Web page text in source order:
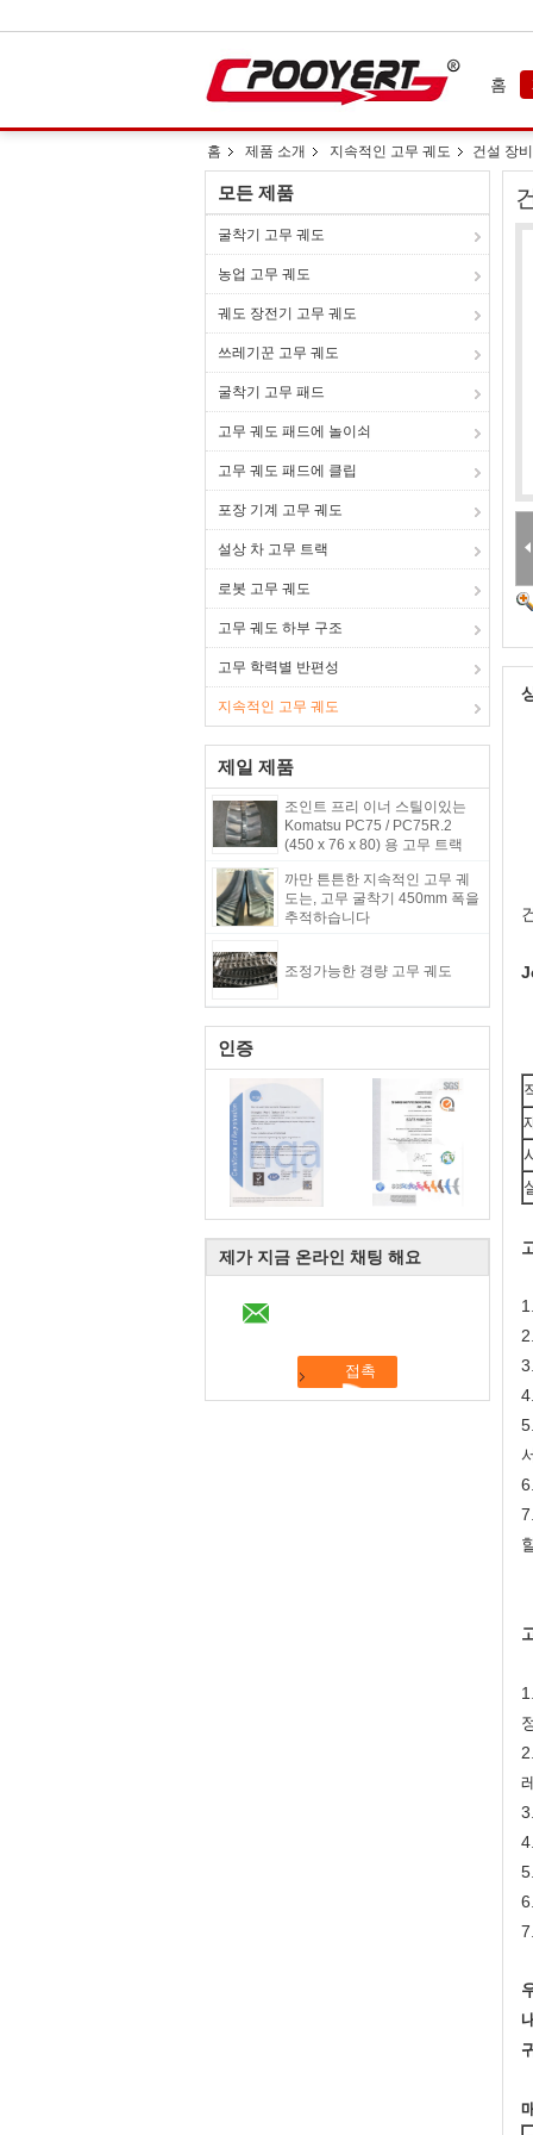
홈
홈 제품 소개 지속적인 고무 궤도 건설 장
모든 제품
굴착기 고무 궤도
농업 고무 궤도
궤도 장전기 고무 궤도
쓰레기꾼 고무 궤도
굴착기 고무 패드
고무 궤도 패드에 놀이쇠
고무 궤도 패드에 클립
포장 기계 고무 궤도
설상 차 고무 트랙
로봇 고무 궤도
고무 궤도 하부 구조
고무 학력별 반편성
지속적인 고무 궤도
제일 제품
조인트 프리 이너 스틸이있는
Komatsu PC75 / PC75R.2
(450 x 76 x 80) 용 고무 트랙
까만 튼튼한 지속적인 고무 궤
도는, 고무 굴착기 450mm 폭을
추적하습니다
조정가능한 경량 고무 궤도
인증
제가 지금 온라인 채팅 해요